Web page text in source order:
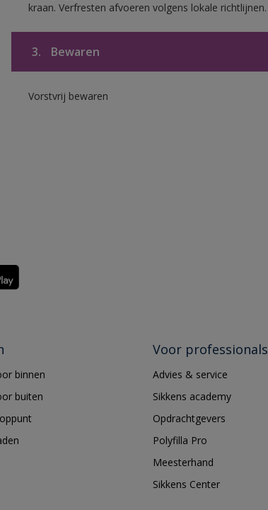
kraan. Verfresten afvoeren volgens lokale richtlijnen.
3. Bewaren
Vorstvrij bewaren
binnen
buiten
Voor professionals
Advies & service
Sikkens academy
Opdrachtgevers
Polyfilla Pro
Meesterhand
Sikkens Center